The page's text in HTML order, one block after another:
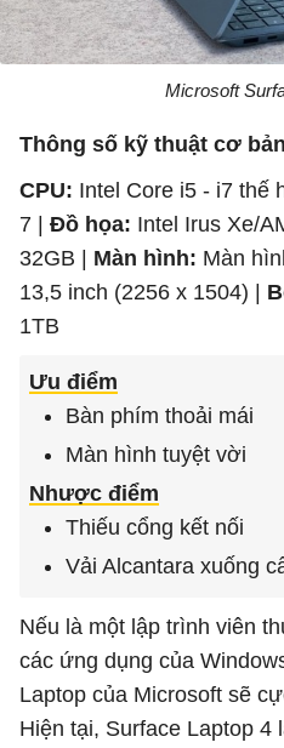
Microsoft
Thông số kỹ thuật cơ
CPU: Intel Core i5 - i7 thế
7 | Đồ họa: Intel Irus Xe/
32GB | Màn hình: Màn
13,5 inch (2256 x 1504) |
1TB
Ưu điểm
Bàn phím thoải mái
Màn hình tuyệt vời
Nhược điểm
Thiếu cổng kết nối
Vải Alcantara xuống
Nếu là một lập trình viên
các ứng dụng của
Laptop của Microsoft sẽ
Hiện tại, Surface Laptop 4